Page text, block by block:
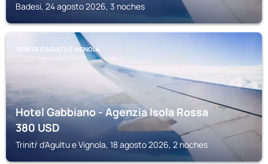
Badesi, 24 agosto 2026, 3 noches
TRINITŔ D'AGULTU E VIGNOLA
Hotel Gabbiano - Agenzia Isola Rossa
380USD
Trinitŕ d'Agultu e Vignola, 18 agosto 2026, 2 noches